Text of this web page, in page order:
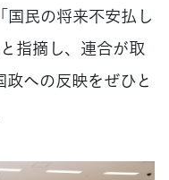
国民の将来不安払し
指摘し、連合が取
への反映をぜひと